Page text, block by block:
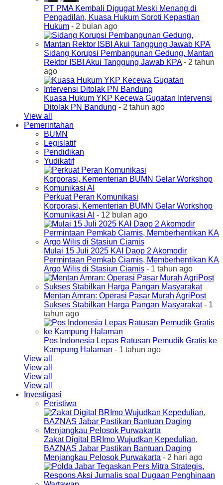
PT PMA Kembali Digugat Meski Menang di
Pengadilan, Kuasa Hukum Soroti Kepastian
Hukum - 2 bulan ago
Sidang Korupsi Pembangunan Gedung, Mantan
Rektor ISBI Akui Tanggung Jawab KPA- 2 tahun
ago
Kuasa Hukum YKP Kecewa Gugatan Intervensi
Ditolak PN Bandung - 2 tahun ago
View all
Pemerintahan
BUMN
Legislatif
Pendidikan
Yudikatif
Perkuat Peran Komunikasi
Korporasi, Kementerian BUMN Gelar Workshop
Komunikasi AI - 12 bulan ago
Mulai 15 Juli 2025 KAI Daop 2 Akomodir
Permintaan Pemkab Ciamis, Memberhentikan KA
Argo Wilis di Stasiun Ciamis - 1 tahun ago
Mentan Amran: Operasi Pasar Murah AgriPost
Sukses Stabilkan Harga Pangan Masyarakat- 1
tahun ago
Pos Indonesia Lepas Ratusan Pemudik Gratis ke
Kampung Halaman - 1 tahun ago
View all
View all
View all
View all
Investigasi
Peristiwa
Zakat Digital BRImo Wujudkan Kepedulian,
BAZNAS Jabar Pastikan Bantuan Daging
Menjangkau Pelosok Purwakarta - 2 hari ago